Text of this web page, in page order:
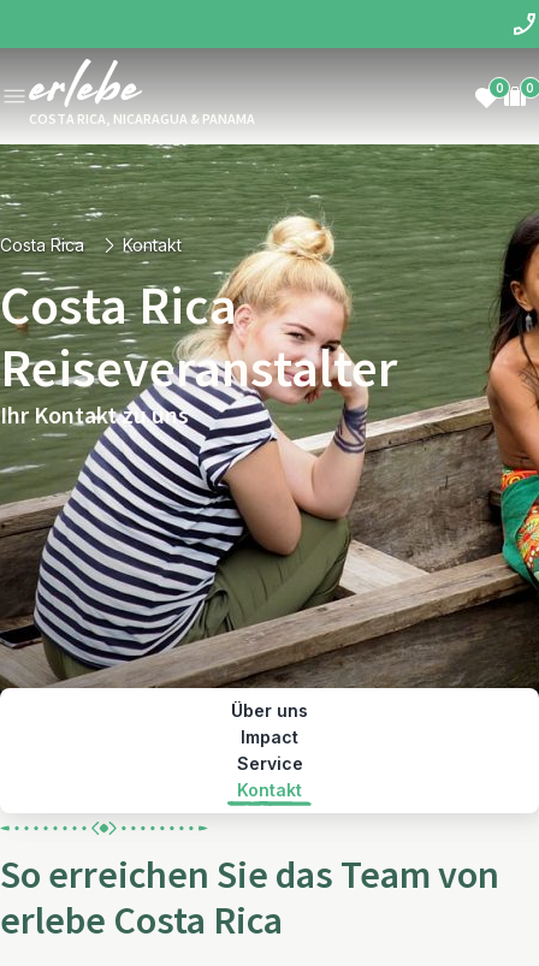
COSTA RICA, NICARAGUA & PANAMA
0 0
Costa Rica Kontakt
Costa Rica
Reiseveranstalter
Ihr Kontakt zu uns
Über uns
Impact
Service
Kontakt
So erreichen Sie das Team von
erlebe Costa Rica